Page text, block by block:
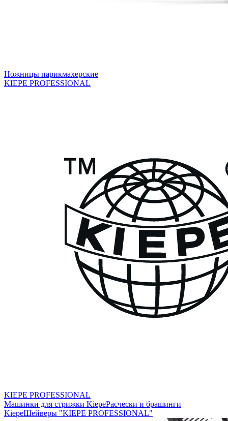
Ножницы парикмахерские
KIEPE PROFESSIONAL
KIEPE PROFESSIONAL
Машинки для стрижки KiepeРасчески и брашинги
KiepeШейверы "KIEPE PROFESSIONAL"